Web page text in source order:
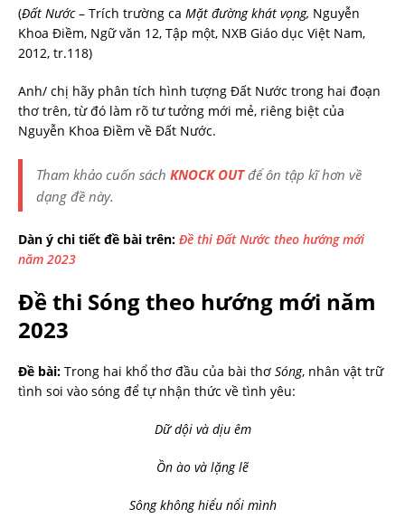
(Đất Nước– Trích trường ca Mặt đường khát vọng, Nguyễn
Khoa Điềm, Ngữ văn 12, Tập một, NXB Giáo dục Việt Nam,
2012, tr.118)
Anh/ chị hãy phân tích hình tượng Đất Nước trong hai đoạn
thơ trên, từ đó làm rõ tư tưởng mới mẻ, riêng biệt của
Nguyễn Khoa Điềm về Đất Nước.
Tham khảo cuốn sách KNOCK OUTđể ôn tập kĩ hơn về
dạng đề này.
Dàn ý chi tiết đề bài trên: Đề thi Đất Nước theo hướng mới
năm 2023
Đề thi Sóng theo hướng mới năm
2023
Đề bài: Trong hai khổ thơ đầu của bài thơ Sóng, nhân vật trữ
tình soi vào sóng để tự nhận thức về tình yêu:
Dữ dội và dịu êm
Ồn ào và lặng lẽ
Sông không hiểu nổi mình